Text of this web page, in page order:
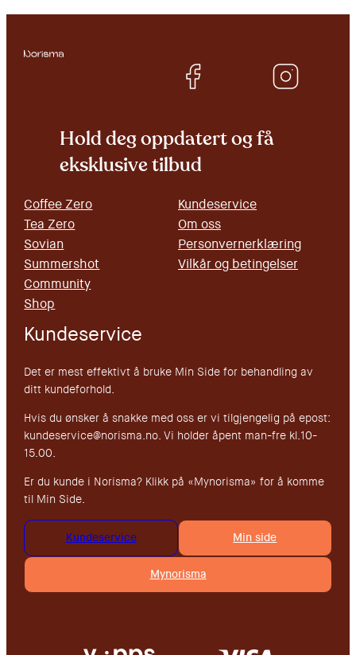
Hold deg oppdatert og få
eksklusive tilbud
Coffee Zero
Tea Zero
Sovian
Summershot
Community
Shop
Kundeservice
Om oss
Personvernerklæring
Vilkår og betingelser
Kundeservice
Det er mest effektivt å bruke Min Side for behandling av
ditt kundeforhold.
Hvis du ønsker å snakke med oss er vi tilgjengelig på epost:
kundeservice@norisma.no. Vi holder åpent man-fre kl.10-
15.00.
Er du kunde i Norisma? Klikk på «Mynorisma» for å komme
til Min Side.
Min side
Kundeservice
Mynorisma